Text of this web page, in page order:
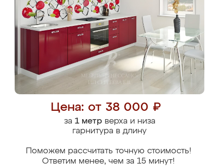
Цена: от 38 000 ₽
за 1 метрверха и низа
гарнитура в длину
Поможем рассчитать точную стоимость!
Ответим менее, чем за 15 минут!